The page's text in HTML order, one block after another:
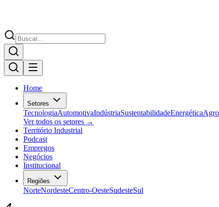
Home
Setores
TecnologiaAutomotivaIndústriaSustentabilidadeEnergéticaAgro
Ver todos os setores →
Território Industrial
Podcast
Empregos
Negócios
Institucional
Regiões
NorteNordesteCentro-OesteSudesteSul